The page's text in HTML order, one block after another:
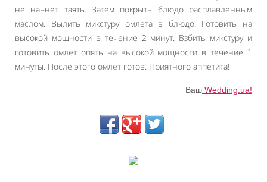
не начнет таять. Затем покрыть блюдо расплавленным
маслом. Вылить микстуру омлета в блюдо. Готовить на
высокой мощности в течение 2 минут. Взбить микстуру и
готовить омлет опять на высокой мощности в течение 1
минуты. После этого омлет готов. Приятного аппетита!
Ваш Wedding.ua!